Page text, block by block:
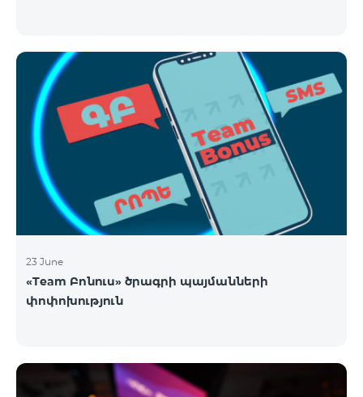
23 June
«Team Բոնուս» ծրագրի պայմանների
փոփոխություն